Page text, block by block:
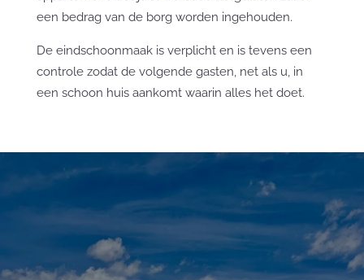
een bedrag van de borg worden ingehouden.
De eindschoonmaak is verplicht en is tevens een
controle zodat de volgende gasten, net als u, in
een schoon huis aankomt waarin alles het doet.